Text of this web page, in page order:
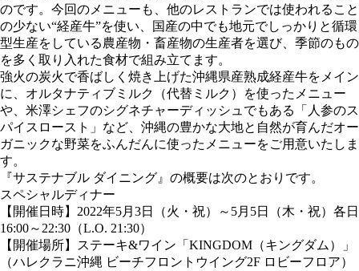
のです。今回のメニューも、他のレストランでは使われること
の少ない“経産牛”を使い、国産の中でも地元でしっかりと循環
型生産をしている農産物・畜産物の生産者を選び、季節のもの
を多く取り入れた食材で組み立てます。
強火の炭火で香ばしく焼き上げた沖縄県産熟成経産牛をメイン
に、オルタナティブミルク（代替ミルク）を使ったメニュー
や、米澤シェフのシグネチャーディッシュでもある「人参のス
パイスロースト」など、沖縄の豊かな大地と自然が育んだオー
ガニックな野菜をふんだんに使ったメニューをご用意いたしま
す。
『サステナブル ダイニング』の概要は次のとおりです。
スペシャルディナー
【開催日時】2022年5月3日（火・祝）～5月5日（木・祝）各日
16:00～22:30（L.O. 21:30）
【開催場所】ステーキ&ワイン「KINGDOM（キングダム）」
（ハレクラニ沖縄 ビーチフロントウイング2F ロビーフロア）